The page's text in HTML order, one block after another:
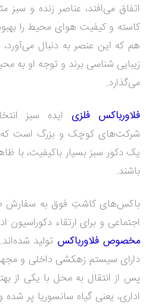
اتفاق می‌افتد، عناصر زنده و سبز
کاسته و کیفیت هوای محیط را
هم که این عنصر به دنبال
زیبایی‌ شناسی برند و توجه او به
می‌گذارد.
فلاورباکس فلزی ایده سبز
شرکت‌های کوچک و بزرگ است که
یک دکور سبز بسیار باکیفیت، با
باشند.
باکس‌های کاشتِ فوق به سفارش
اجتماعی و برای ارتقاء
مخصوص فلاورباکس تولید
دارای سیستم زهکشی داخلی و
پس از انتقال به محل با یکی از
اداری، یعنی گیاه سانسوریا پر